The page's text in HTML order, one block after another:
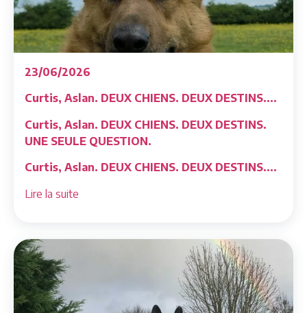
23/06/2026
Curtis, Aslan. DEUX CHIENS. DEUX DESTINS....
Curtis, Aslan. DEUX CHIENS. DEUX DESTINS.
UNE SEULE QUESTION.
Curtis, Aslan. DEUX CHIENS. DEUX DESTINS....
Lire la suite